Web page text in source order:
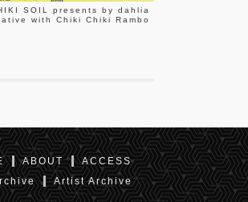
SOIL presents by dahlia
with Chiki Chiki Rambo
ABOUT
ACCESS
Artist Archive